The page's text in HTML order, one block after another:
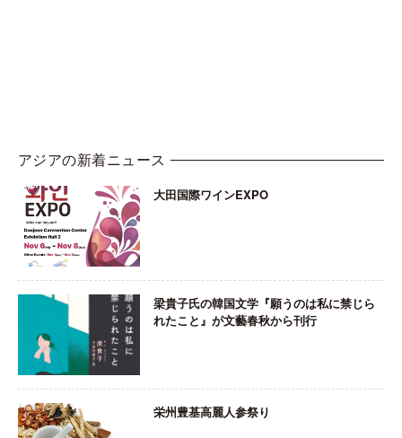
アジアの新着ニュース
大田国際ワインEXPO
梁貴子氏の韓国文学『願うのは私に禁じら
れたこと』が文藝春秋から刊行
栄州豊基高麗人参祭り